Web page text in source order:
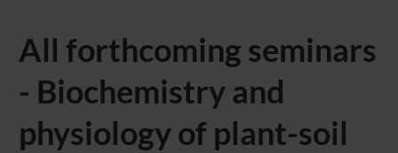
All forthcoming seminars
- Biochemistry and
physiology of plant-soil